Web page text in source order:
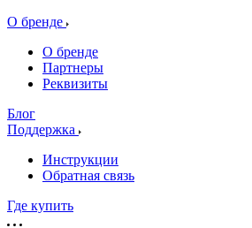
О бренде
О бренде
Партнеры
Реквизиты
Блог
Поддержка
Инструкции
Обратная связь
Где купить